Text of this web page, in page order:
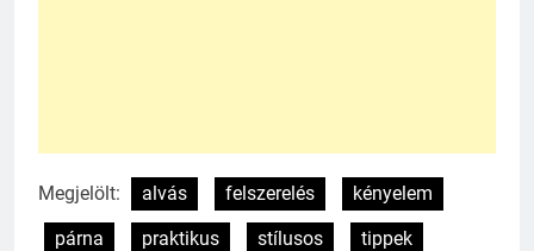
Megjelölt: alvás felszerelés
kényelem
párna
praktikus stílusos
tippek